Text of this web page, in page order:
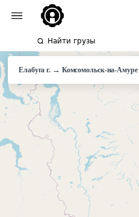
Найти грузы
Елабуга г. → Комсомольск-на-Амуре